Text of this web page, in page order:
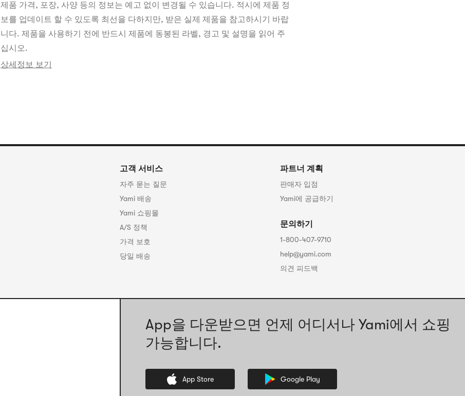
제품 가격, 포장, 사양 등의 정보는 예고 없이 변경될 수 있습니다. 적시에 제품 정
보를 업데이트 할 수 있도록 최선을 다하지만, 받은 실제 제품을 참고하시기 바랍
니다. 제품을 사용하기 전에 반드시 제품에 동봉된 라벨, 경고 및 설명을 읽어 주
십시오.
상세정보 보기
고객 서비스
자주 묻는 질문
Yami 배송
Yami 쇼핑몰
A/S 정책
가격 보호
당일 배송
파트너 계획
판매자 입점
Yami에 공급하기
문의하기
1-800-407-9710
help@yami.com
의견 피드백
App을 다운받으면 언제 어디서나 Yami에서 쇼핑
가능합니다.
App Store Google Play